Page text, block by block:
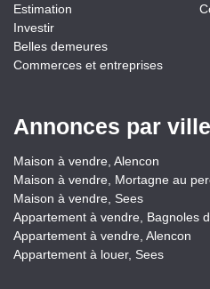
Estimation
Investir
Belles demeures
Commerces et entreprises
Annonces par ville
Maison à vendre, Alencon
Maison à vendre, Mortagne au
Maison à vendre, Sees
Appartement à vendre, Bagnoles
Appartement à vendre, Alencon
Appartement à louer, Sees